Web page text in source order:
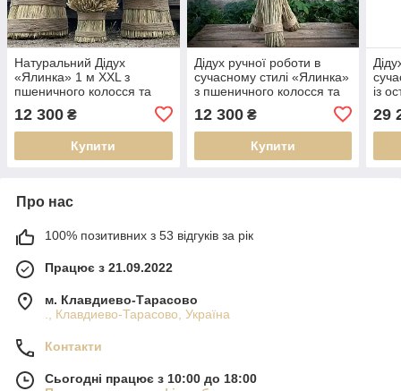
Натуральний Дідух
«Ялинка» 1 м XXL з
пшеничного колосся та
льону Святкова прикраса,
оберіг
12 300 ₴
Купити
Дідух ручної роботи в
сучасному стилі «Ялинка»
з пшеничного колосся та
прикраса, оберіг
12 300₴
Купити
із
29
Про нас
100% позитивних з 53 відгуків за рік
Працює з 21.09.2022
м. Клавдиево-Тарасово
., Клавдиево-Тарасово, Україна
Контакти
Сьогодні працює з 10:00 до 18:00